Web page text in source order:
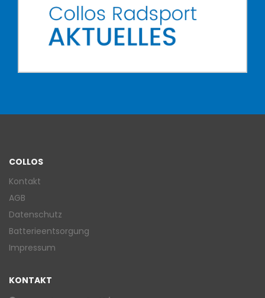
COLLOS
Kontakt
AGB
Datenschutz
Batterieentsorgung
Impressum
KONTAKT